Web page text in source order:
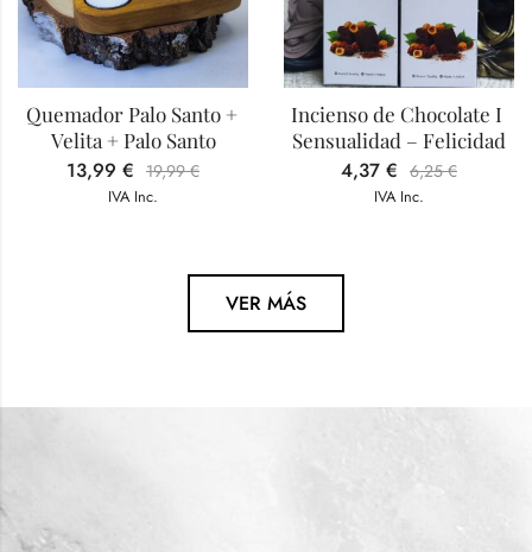
Quemador Palo Santo +
Velita + Palo Santo
13,99 € 19,99€
IVA Inc.
Incienso de Chocolate I
Sensualidad – Felicidad
4,37 € 6,25€
IVA Inc.
VER MÁS